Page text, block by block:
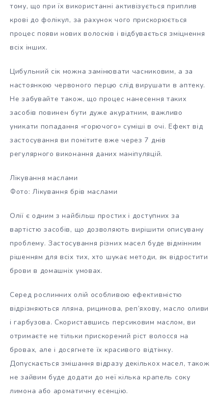
тому, що при їх використанні активізується приплив
крові до фолікул, за рахунок чого прискорюється
процес появи нових волосків і відбувається зміцнення
всіх інших.
Цибульний сік можна замінювати часниковим, а за
настоянкою червоного перцю слід вирушати в аптеку.
Не забувайте також, що процес нанесення таких
засобів повинен бути дуже акуратним, важливо
уникати попадання «горючого» суміші в очі. Ефект від
застосування ви помітите вже через 7 днів
регулярного виконання даних маніпуляцій.
Лікування маслами
Фото: Лікування брів маслами
Олії є одним з найбільш простих і доступних за
вартістю засобів, що дозволяють вирішити описувану
проблему. Застосування різних масел буде відмінним
рішенням для всіх тих, хто шукає методи, як відростити
брови в домашніх умовах.
Серед рослинних олій особливою ефективністю
відрізняються лляна, рицинова, реп’яхову, масло оливи
і гарбузова. Скориставшись персиковим маслом, ви
отримаєте не тільки прискорений ріст волосся на
бровах, але і досягнете їх красивого відтінку.
Допускається змішання відразу декількох масел, також
не зайвим буде додати до неї кілька крапель соку
лимона або ароматичну есенцію.